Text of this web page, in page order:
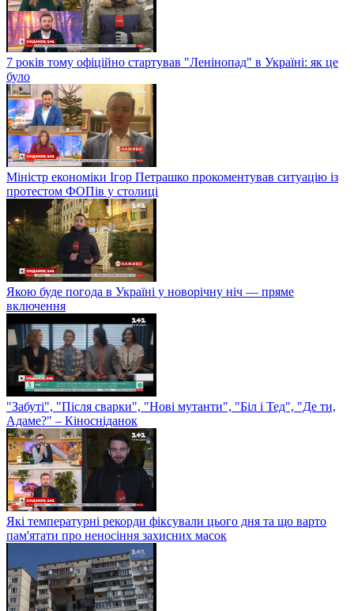
7 років тому офіційно стартував "Ленінопад" в Україні: як це
було
Міністр економіки Ігор Петрашко прокоментував ситуацію із
протестом ФОПів у столиці
Якою буде погода в Україні у новорічну ніч — пряме
включення
"Забуті", "Після сварки", "Нові мутанти", "Біл і Тед", "Де ти,
Адаме?" – Кіносніданок
Які температурні рекорди фіксували цього дня та що варто
пам'ятати про неносіння захисних масок